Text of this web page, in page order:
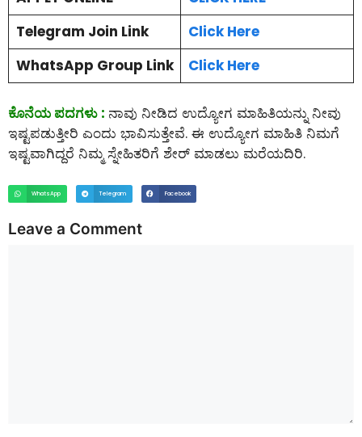
Telegram Join Link
Click Here
WhatsApp Group Link
Click Here
ಕೊನೆಯ ಪದಗಳು : ನಾವು ನೀಡಿದ ಉದ್ಯೋಗ ಮಾಹಿತಿಯನ್ನು ನೀವು
ಇಷ್ಟಪಡುತ್ತೀರಿ ಎಂದು ಭಾವಿಸುತ್ತೇವೆ. ಈ ಉದ್ಯೋಗ ಮಾಹಿತಿ ನಿಮಗೆ
ಇಷ್ಟವಾಗಿದ್ದರೆ ನಿಮ್ಮ ಸ್ನೇಹಿತರಿಗೆ ಶೇರ್ ಮಾಡಲು ಮರೆಯದಿರಿ.
WhatsApp Telegram Facebook
Leave a Comment